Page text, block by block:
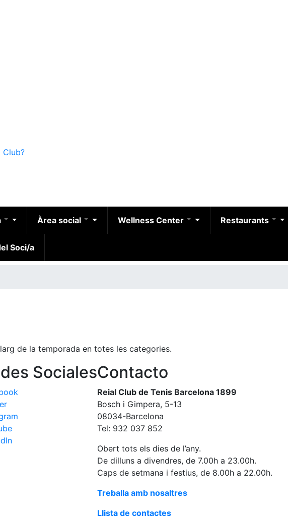
Club?
Àrea social Wellness Center Restaurants
Soci/a
de la temporada en totes les categories.
SocialesContacto
Reial Club de Tenis Barcelona 1899
Bosch i Gimpera, 5-13
08034-Barcelona
Tel: 932 037 852
Obert tots els dies de l’any.
De dilluns a divendres, de 7.00h a 23.00h.
Caps de setmana i festius, de 8.00h a 22.00h.
Treballa amb nosaltres
Llista de contactes